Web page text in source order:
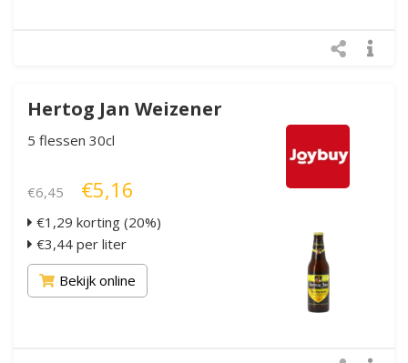
Hertog Jan Weizener
5 flessen 30cl
€6,45 €5,16
€1,29 korting (20%)
€3,44 per liter
Bekijk online